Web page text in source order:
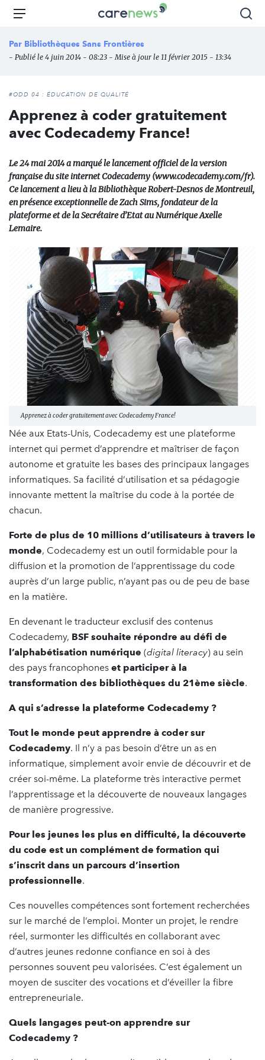
Aller
principal
Carenews,
média
des
l'engagement
Menu
Par Bibliothèques Sans Frontières
- Publié le 4 juin 2014 - 08:23 - Mise à jour le 11 février 2015 - 13:34
#ODD 04 : ÉDUCATION DE QUALITÉ
Apprenez à coder gratuitement
avec Codecademy France!
Le 24 mai 2014 a marqué le lancement officiel de la version
française du site internet Codecademy (www.codecademy.com/fr).
Ce lancement a lieu à la Bibliothèque Robert-Desnos de Montreuil,
en présence exceptionnelle de Zach Sims, fondateur de la
plateforme et de la Secrétaire d’Etat au Numérique Axelle
Lemaire.
Apprenez à coder gratuitement avec Codecademy France!
Née aux Etats-Unis, Codecademy est une plateforme
internet qui permet d’apprendre et maîtriser de façon
autonome et gratuite les bases des principaux langages
informatiques. Sa facilité d’utilisation et sa pédagogie
innovante mettent la maîtrise du code à la portée de
chacun.
Forte de plus de 10 millions d’utilisateurs à travers le
monde, Codecademy est un outil formidable pour la
diffusion et la promotion de l’apprentissage du code
auprès d’un large public, n’ayant pas ou de peu de base
en la matière.
En devenant le traducteur exclusif des contenus
Codecademy, BSF souhaite répondre au défi de
l’alphabétisation numérique (digital literacy) au sein
des pays francophones et participer à la
transformation des bibliothèques du 21ème siècle.
A qui s’adresse la plateforme Codecademy ?
Tout le monde peut apprendre à coder sur
Codecademy. Il n’y a pas besoin d’être un as en
informatique, simplement avoir envie de découvrir et de
créer soi-même. La plateforme très interactive permet
l’apprentissage et la découverte de nouveaux langages
de manière progressive.
Pour les jeunes les plus en difficulté, la découverte
du code est un complément de formation qui
s’inscrit dans un parcours d’insertion
professionnelle.
Ces nouvelles compétences sont fortement recherchées
sur le marché de l’emploi. Monter un projet, le rendre
réel, surmonter les difficultés en collaborant avec
d’autres jeunes redonne confiance en soi à des
personnes souvent peu valorisées. C’est également un
moyen de susciter des vocations et d’éveiller la fibre
entrepreneuriale.
Quels langages peut-on apprendre sur
Codecademy ?